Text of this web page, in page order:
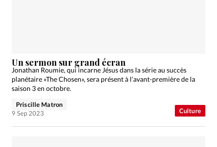
Culture
Un sermon sur grand écran
Jonathan Roumie, qui incarne Jésus dans la série au succès
planétaire «The Chosen», sera présent à l’avant-première de la
saison 3 en octobre.
Priscille Matron
9 Sep 2023